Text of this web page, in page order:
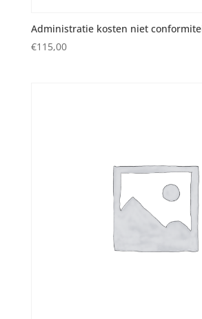
Administratie kosten niet
€115,00